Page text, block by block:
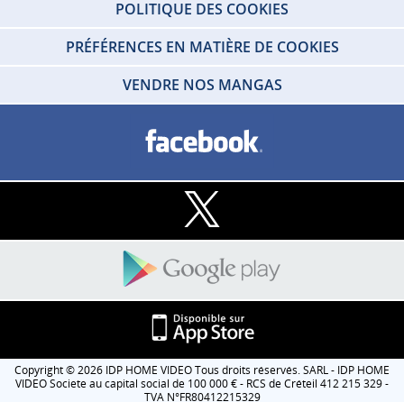
POLITIQUE DES COOKIES
PRÉFÉRENCES EN MATIÈRE DE COOKIES
VENDRE NOS MANGAS
Copyright © 2026 IDP HOME VIDEO Tous droits réservés. SARL - IDP HOME
VIDEO Societe au capital social de 100 000 € - RCS de Créteil 412 215 329 -
TVA N°FR80412215329